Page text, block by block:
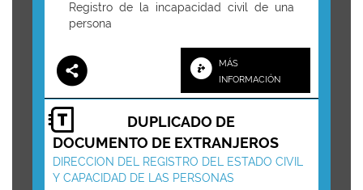
Registro de la incapacidad civil de una
persona
MÁS
INFORMACIÓN
DUPLICADO DE
DOCUMENTO DE EXTRANJEROS
DIRECCION DEL REGISTRO DEL ESTADO CIVIL
Y CAPACIDAD DE LAS PERSONAS